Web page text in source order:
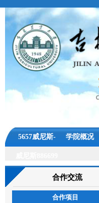
5657威尼斯- 学院概况
合作交流
合作项目